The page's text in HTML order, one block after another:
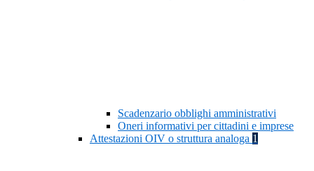
Scadenzario obblighi amministrativi
Oneri informativi per cittadini e imprese
Attestazioni OIV o struttura analoga 1